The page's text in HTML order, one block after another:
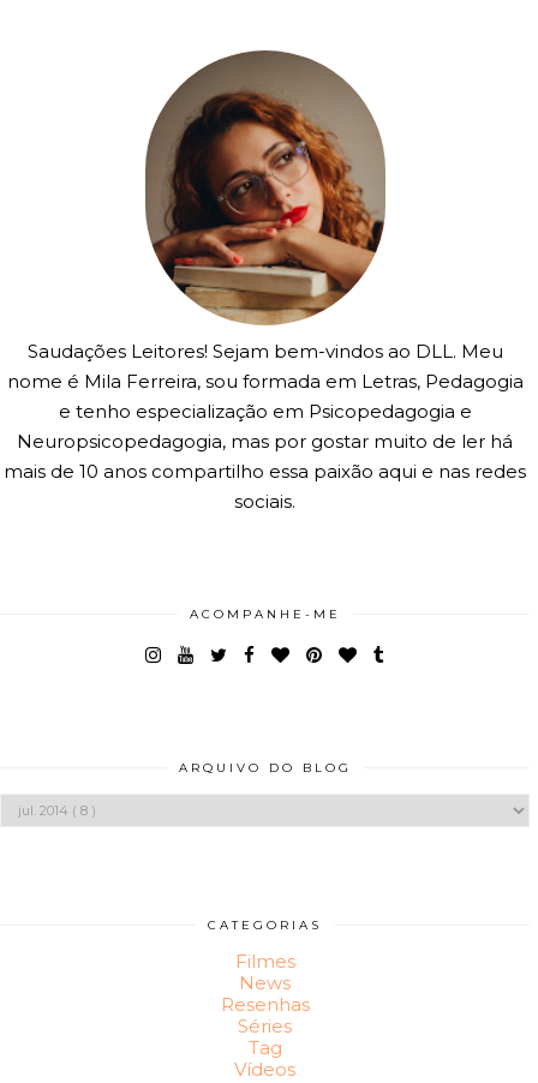
Saudações Leitores! Sejam bem-vindos ao DLL. Meu
nome é Mila Ferreira, sou formada em Letras, Pedagogia
e tenho especialização em Psicopedagogia e
Neuropsicopedagogia, mas por gostar muito de ler há
mais de 10 anos compartilho essa paixão aqui e nas redes
sociais.
ACOMPANHE-ME
ARQUIVO DO BLOG
CATEGORIAS
Filmes
News
Resenhas
Séries
Tag
Vídeos